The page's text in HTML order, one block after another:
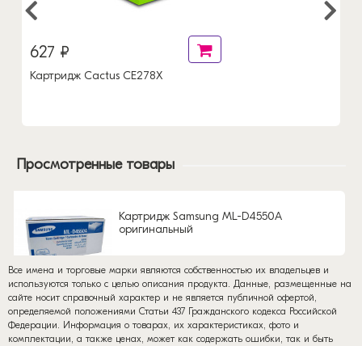
627 ₽
Картридж Cactus CE278X
Просмотренные товары
Картридж Samsung ML-D4550A
оригинальный
Все имена и торговые марки являются собственностью их владельцев и
используются только с целью описания продукта. Данные, размещенные на
сайте носит справочный характер и не является публичной офертой,
определяемой положениями Статьи 437 Гражданского кодекса Российской
Федерации. Информация о товарах, их характеристиках, фото и
комплектации, а также ценах, может как содержать ошибки, так и быть